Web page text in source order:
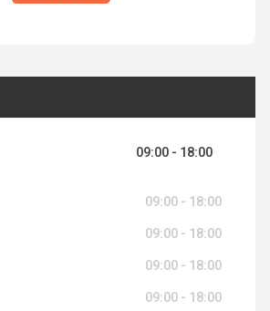
09:00 - 18:00
09:00 - 18:00
09:00 - 18:00
09:00 - 18:00
09:00 - 18:00